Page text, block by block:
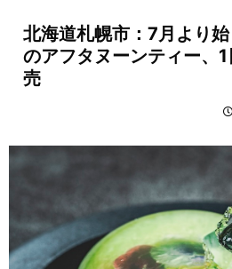
北海道札幌市：7月より
のアフタヌーンティー、
売